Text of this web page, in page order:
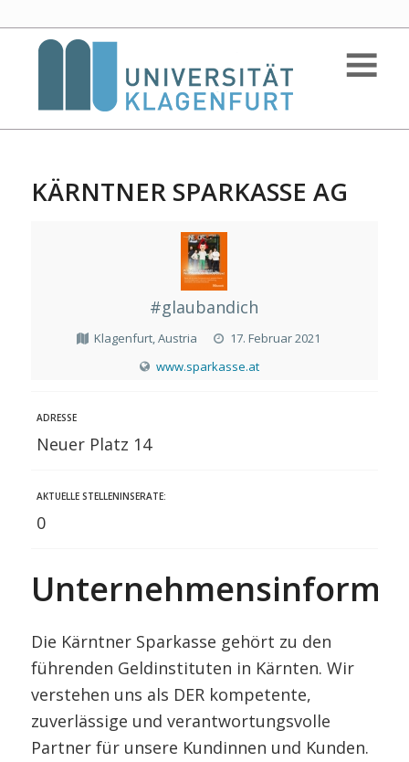
KÄRNTNER SPARKASSE AG
#glaubandich
Klagenfurt, Austria
17. Februar 2021
www.sparkasse.at
ADRESSE
Neuer Platz 14
AKTUELLE STELLENINSERATE:
0
Die Kärntner Sparkasse gehört zu den
führenden Geldinstituten in Kärnten. Wir
verstehen uns als DER kompetente,
zuverlässige und verantwortungsvolle
Partner für unsere Kundinnen und Kunden.